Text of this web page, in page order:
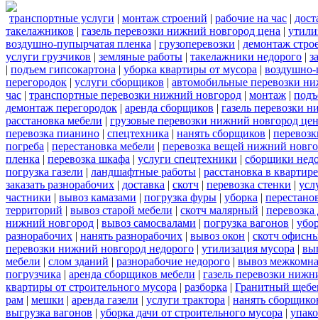
транспортные услуги | монтаж строений | рабочие на час |
такелажников | газель перевозки нижний новгород цена |
воздушно-пупырчатая пленка | грузоперевозки | демонтаж
услуги грузчиков | земляные работы | такелажники недорого |
| подъем гипсокартона | уборка квартиры от мусора | воздушно-
перегородок | услуги сборщиков | автомобильные перевозки
час | транспортные перевозки нижний новгород | монтаж |
демонтаж перегородок | аренда сборщиков | газель перевозки
расстановка мебели | грузовые перевозки нижний новгород
перевозка пианино | спецтехника | нанять сборщиков |
погреба | перестановка мебели | перевозка вещей нижний
пленка | перевозка шкафа | услуги спецтехники | сборщики
погрузка газели | ландшафтные работы | расстановка в квартире
заказать разнорабочих | доставка | скотч | перевозка стенки |
частники | вывоз камазами | погрузка фуры | уборка |
территорий | вывоз старой мебели | скотч малярный |
нижний новгород | вывоз самосвалами | погрузка вагонов |
разнорабочих | нанять разнорабочих | вывоз окон | скотч
перевозки нижний новгород недорого | утилизация мусора |
мебели | слом зданий | разнорабочие недорого | вывоз
погрузчика | аренда сборщиков мебели | газель перевозки
квартиры от строительного мусора | разборка | Гранитный
рам | мешки | аренда газели | услуги трактора | нанять
выгрузка вагонов | уборка дачи от строительного мусора |